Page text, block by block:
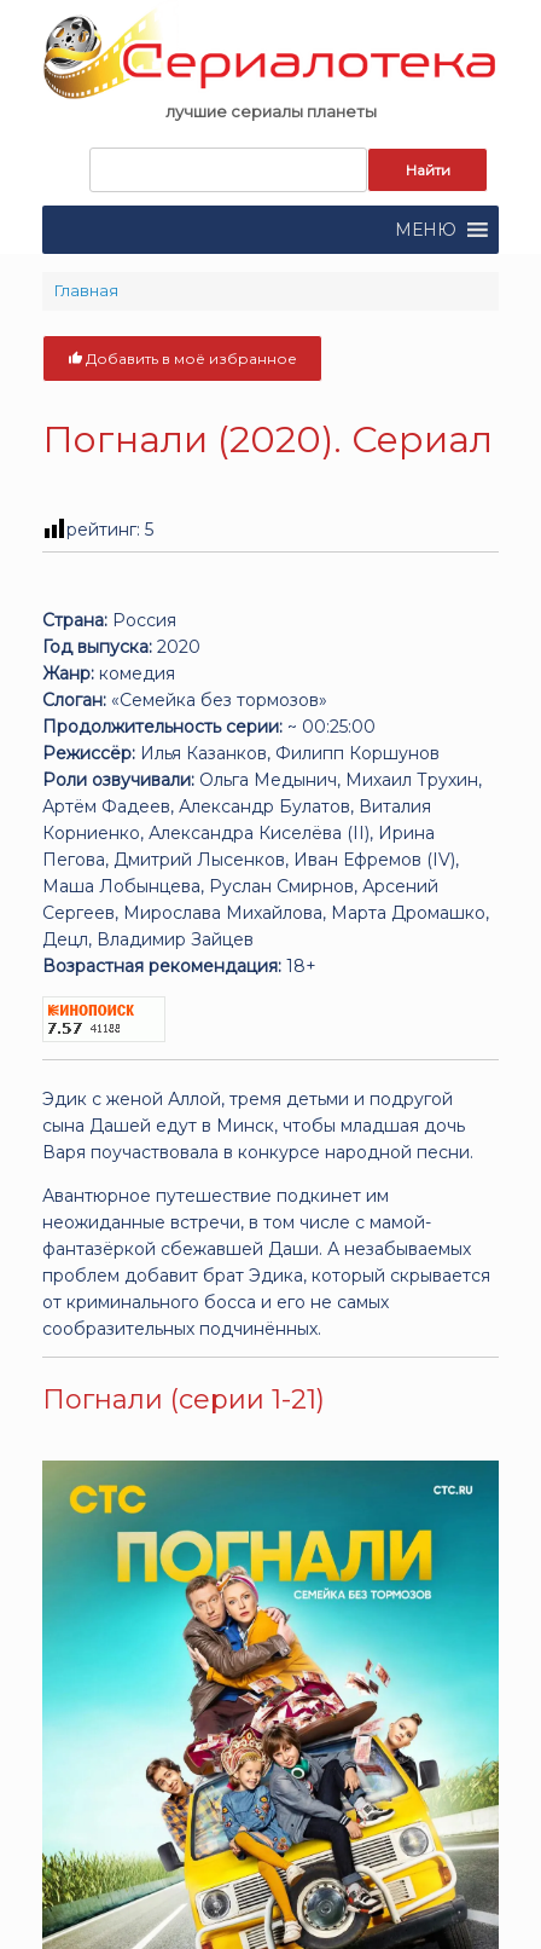
content
лучшие сериалы планеты
поиска:
МЕНЮ
Главная
Добавить в моё избранное
Погнали (2020). Сериал
рейтинг: 5
Страна: Россия
Год выпуска: 2020
Жанр: комедия
Слоган: «Семейка без тормозов»
Продолжительность серии: ~ 00:25:00
Режиссёр: Илья Казанков, Филипп Коршунов
Роли озвучивали: Ольга Медынич, Михаил Трухин,
Артём Фадеев, Александр Булатов, Виталия
Корниенко, Александра Киселёва (II), Ирина
Пегова, Дмитрий Лысенков, Иван Ефремов (IV),
Маша Лобынцева, Руслан Смирнов, Арсений
Сергеев, Мирослава Михайлова, Марта Дромашко,
Децл, Владимир Зайцев
Возрастная рекомендация: 18+
Эдик с женой Аллой, тремя детьми и подругой
сына Дашей едут в Минск, чтобы младшая дочь
Варя поучаствовала в конкурсе народной песни.
Авантюрное путешествие подкинет им
неожиданные встречи, в том числе с мамой-
фантазёркой сбежавшей Даши. А незабываемых
проблем добавит брат Эдика, который скрывается
от криминального босса и его не самых
сообразительных подчинённых.
Погнали (серии 1-21)